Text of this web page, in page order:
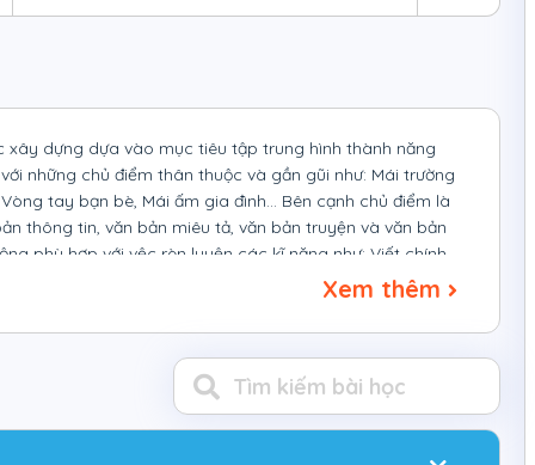
xây dựng dựa vào mục tiêu tập trung hình thành năng
những chủ điểm thân thuộc và gần gũi như: Mái trường
tay bạn bè, Mái ấm gia đình... Bên cạnh chủ điểm là
thông tin, văn bản miêu tả, văn bản truyện và văn bản
phù hợp với vệc rèn luyện các kĩ năng như: Viết chính
xây dựng dựa trên nền tảng tổ chức các hoạt động
thức dạy học ưu tiên dạy học kĩ năng ngôn ngữ gắn
ngôn ngữ, xã hội của người học. Các bài học trong
tích hợp bốn kĩ năng :
Xem thêm